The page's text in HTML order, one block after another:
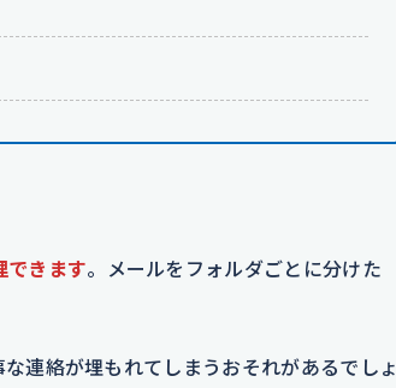
できます。メールをフォルダごとに分けた
連絡が埋もれてしまうおそれがあるでしょ